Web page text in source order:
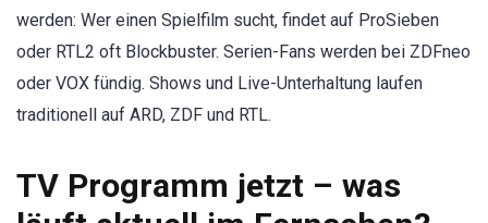
werden: Wer einen Spielfilm sucht, findet auf ProSieben
oder RTL2 oft Blockbuster. Serien-Fans werden bei ZDFneo
oder VOX fündig. Shows und Live-Unterhaltung laufen
traditionell auf ARD, ZDF und RTL.
TV Programm jetzt – was